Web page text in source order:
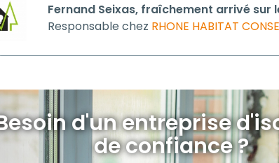
Fernand Seixas, fraîchement arrivé sur
Responsable chez RHONE HABITAT
d'un entreprise
de confiance ?